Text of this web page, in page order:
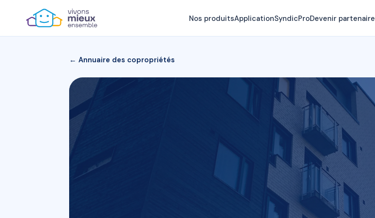
Nos produitsApplicationSyndicProDevenir partenaire
← Annuaire des copropriétés